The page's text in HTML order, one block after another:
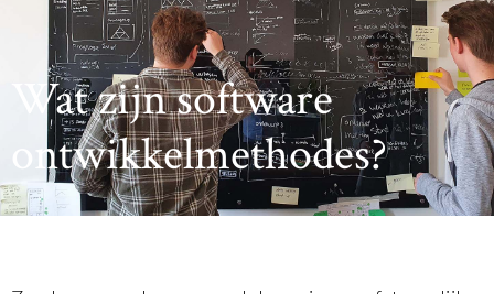
Wat zijn software
ontwikkelmethodes?